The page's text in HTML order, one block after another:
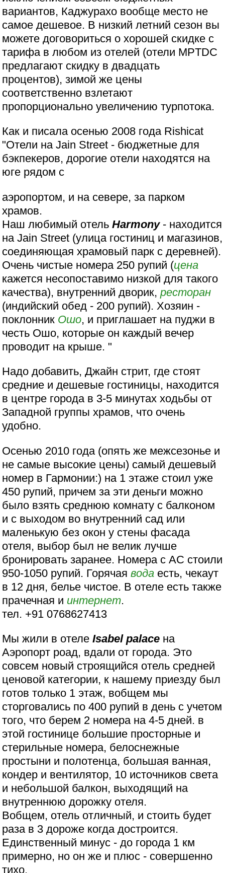
вариантов, Каджурахо вообще место не
самое дешевое. В низкий летний сезон вы
можете договориться о хорошей скидке с
тарифа в любом из отелей (отели MPTDC
предлагают скидку в двадцать
процентов), зимой же цены
соответственно взлетают
пропорционально увеличению турпотока.
Как и писала осенью 2008 года Rishicat
"Отели на Jain Street - бюджетные для
бэкпекеров, дорогие отели находятся на
юге рядом с
аэропортом, и на севере, за парком
храмов.
Наш любимый отельНarmony- находится
на Jain Street (улица гостиниц и магазинов,
соединяющая храмовый парк с деревней).
Очень чистые номера 250 рупий (цена
кажется несопоставимо низкой для такого
качества), внутренний дворик,ресторан
(индийский обед - 200 рупий). Хозяин -
поклонник Ошо, и приглашает на пуджи в
честь Ошо, которые он каждый вечер
проводит на крыше. "
Надо добавить, Джайн стрит, где стоят
средние и дешевые гостиницы, находится
в центре города в 3-5 минутах ходьбы от
Западной группы храмов, что очень
удобно.
Осенью 2010 года (опять же межсезонье и
не самые высокие цены) самый дешевый
номер в Гармонии:) на 1 этаже стоил уже
450 рупий, причем за эти деньги можно
было взять среднюю комнату с балконом
и с выходом во внутренний сад или
маленькую без окон у стены фасада
отеля, выбор был не велик лучше
бронировать заранее. Номера с АС стоили
950-1050 рупий. Горячаявода есть, чекаут
в 12 дня, белье чистое. В отеле есть также
прачечная и интернет.
тел. +91 0768627413
Мы жили в отелеIsabel palace на
Аэропорт роад, вдали от города. Это
совсем новый строящийся отель средней
ценовой категории, к нашему приезду был
готов только 1 этаж, вобщем мы
сторговались по 400 рупий в день с учетом
того, что берем 2 номера на 4-5 дней. в
этой гостинице большие просторные и
стерильные номера, белоснежные
простыни и полотенца, большая ванная,
кондер и вентилятор, 10 источников света
и небольшой балкон, выходящий на
внутреннюю дорожку отеля.
Вобщем, отель отличный, и стоить будет
раза в 3 дороже когда достроится.
Единственный минус - до города 1 км
примерно, но он же и плюс - совершенно
тихо.